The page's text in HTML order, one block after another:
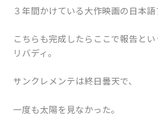
３年間かけている大作映画の日本語
こちらも完成したらここで報告と
リバディ。
サンクレメンテは終日曇天で、
一度も太陽を見なかった。